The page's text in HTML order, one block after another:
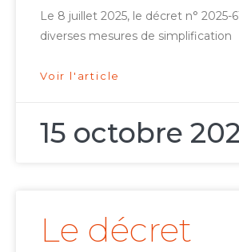
Le 8 juillet 2025, le décret n° 2025-
diverses mesures de simplification
Voir l'article
15 octobre
Le décret